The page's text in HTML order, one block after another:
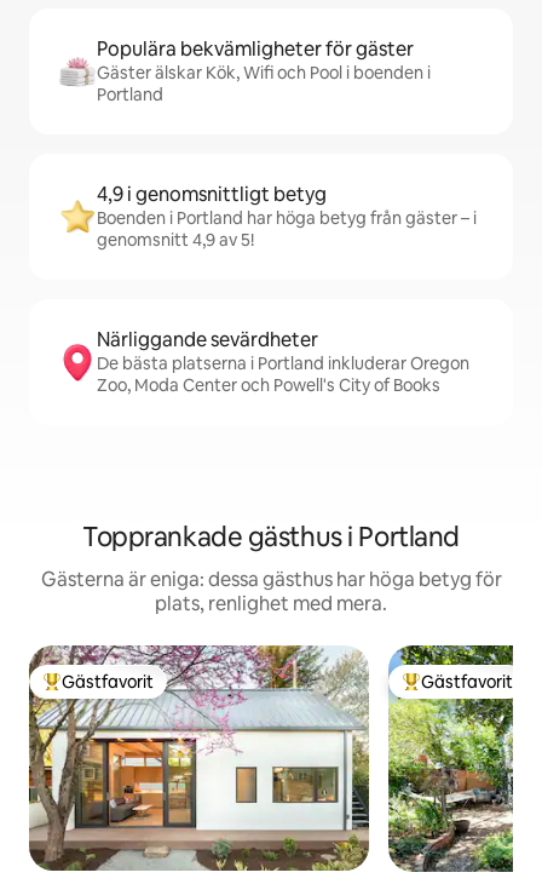
Populära bekvämligheter för gäster
Gäster älskar Kök, Wifi och Pool i boenden i
Portland
4,9 i genomsnittligt betyg
Boenden i Portland har höga betyg från gäster – i
genomsnitt 4,9 av 5!
Närliggande sevärdheter
De bästa platserna i Portland inkluderar Oregon
Zoo, Moda Center och Powell's City of Books
Topprankade gästhus i Portland
Gästerna är eniga: dessa gästhus har höga betyg för
plats, renlighet med mera.
Populär gästfavorit
Gästfavorit Populär
Gästfavorit